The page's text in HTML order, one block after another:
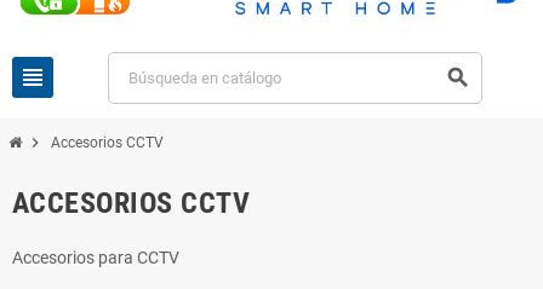
view_headline search
chevron_right Accesorios CCTV
ACCESORIOS CCTV
Accesorios para CCTV